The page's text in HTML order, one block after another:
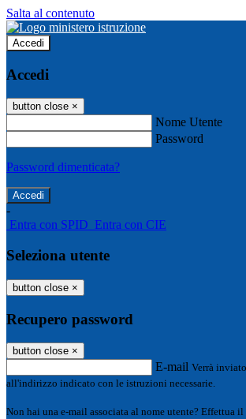
Salta al contenuto
Accedi
Accedi
button close ×
Nome Utente
Password
Password dimenticata?
-
Entra con SPID Entra con CIE
Seleziona utente
button close ×
Recupero password
button close ×
E-mail Verrà
all'indirizzo indicato con le istruzioni necessarie.
Non hai una e-mail associata al nome utente? Effettua il